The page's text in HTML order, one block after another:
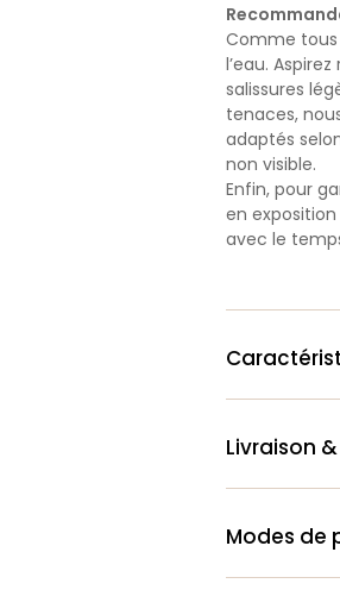
Comme
l’eau.
salissures
tenaces,
adaptés
non visible.
Enfin, pour
en
avec le
Livraison
Modes de